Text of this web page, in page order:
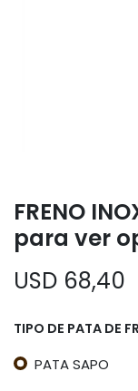
FRENO
para ver
USD 68,40
TIPO DE PATA DE
PATA SAPO